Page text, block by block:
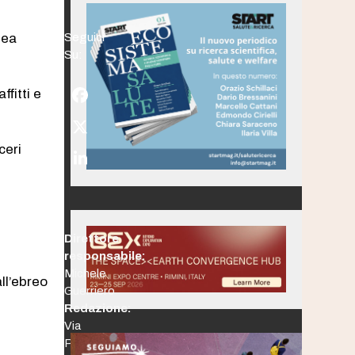
e
Seguici
Su:
Facebook
Twitter
(deprecated)
LinkedIn
Direttore
responsabile:
Michele
Guerriero
Redazione:
Via
Po,